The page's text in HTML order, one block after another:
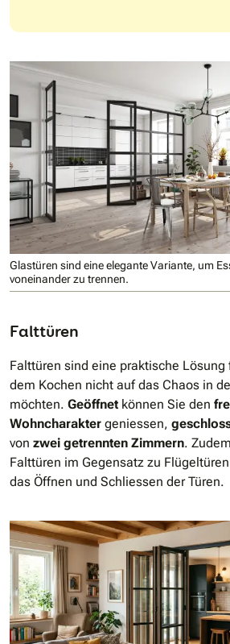
Glastüren sind eine elegante Variante, um
voneinander zu trennen.
Falttüren
Falttüren sind eine praktische Lösung
dem Kochen nicht auf das Chaos in
möchten. Geöffnet können Sie den
Wohncharakter geniessen,
von zwei getrennten Zimmern.
Falttüren im Gegensatz zu
das Öffnen und Schliessen der Türen.